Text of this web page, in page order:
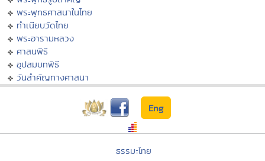
พระพุทธศาสนาในไทย
ทำเนียบวัดไทย
พระอารามหลวง
ศาสนพิธี
อุปสมบทพิธี
วันสำคัญทางศาสนา
Eng
ธรรมะไทย